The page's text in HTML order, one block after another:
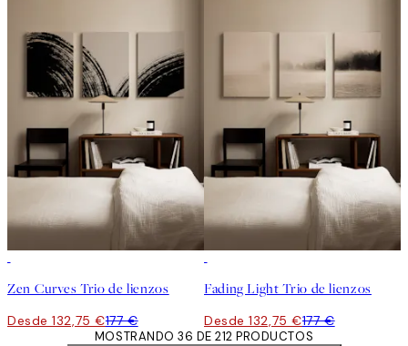
Zen Curves Trio de lienzos
Desde 132,75 €177 €
Fading Light Trio de lienzos
Desde 132,75 €177 €
MOSTRANDO 36 DE 212 PRODUCTOS